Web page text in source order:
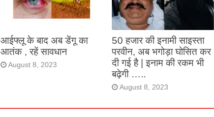
August 27, 2023
आईफ्लू के बाद अब डेंगू का
आतंक , रहें सावधान
August 8, 2023
50 हजार की इनामी साइस्ता
परवीन, अब भगोड़ा घोसित कर
दी गई है | इनाम की रकम भी
बढ़ेगी …..
August 8, 2023